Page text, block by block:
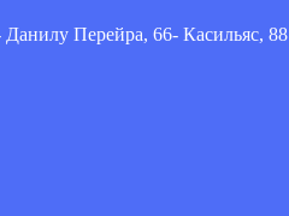
Перейра, 66- Касильяс, 88